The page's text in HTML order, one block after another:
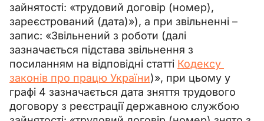
зайнятості: «трудовий договір (номер),
зареєстрований (дата)»), а при звільненні –
запис: «Звільнений з роботи (далі
зазначається підстава звільнення з
посиланням на відповідні статті Кодексу
законів про працю України)», при цьому у
графі 4 зазначається дата зняття трудового
договору з реєстрації державною службою